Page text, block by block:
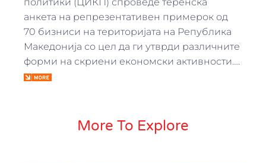
анкета на репрезентативен примерок од
70 бизниси на територијата на Република
Македонија со цел да ги утврди различните
форми на скриени економски активности….
More To Explore